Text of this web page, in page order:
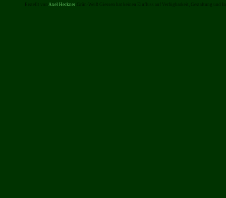
Erstellt von Axel Heckner. Grün-Weiß Giessen hat keinen Einfluss auf Verfügbarkeit, Gestaltung und